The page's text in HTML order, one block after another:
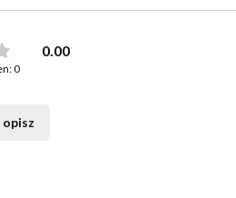
0.00
0
opisz